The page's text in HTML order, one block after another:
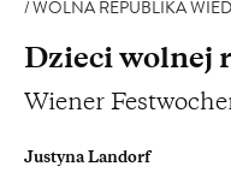
WOLNA REPUBLIKA
Dzieci wolnej
Wiener
Justyna Landorf